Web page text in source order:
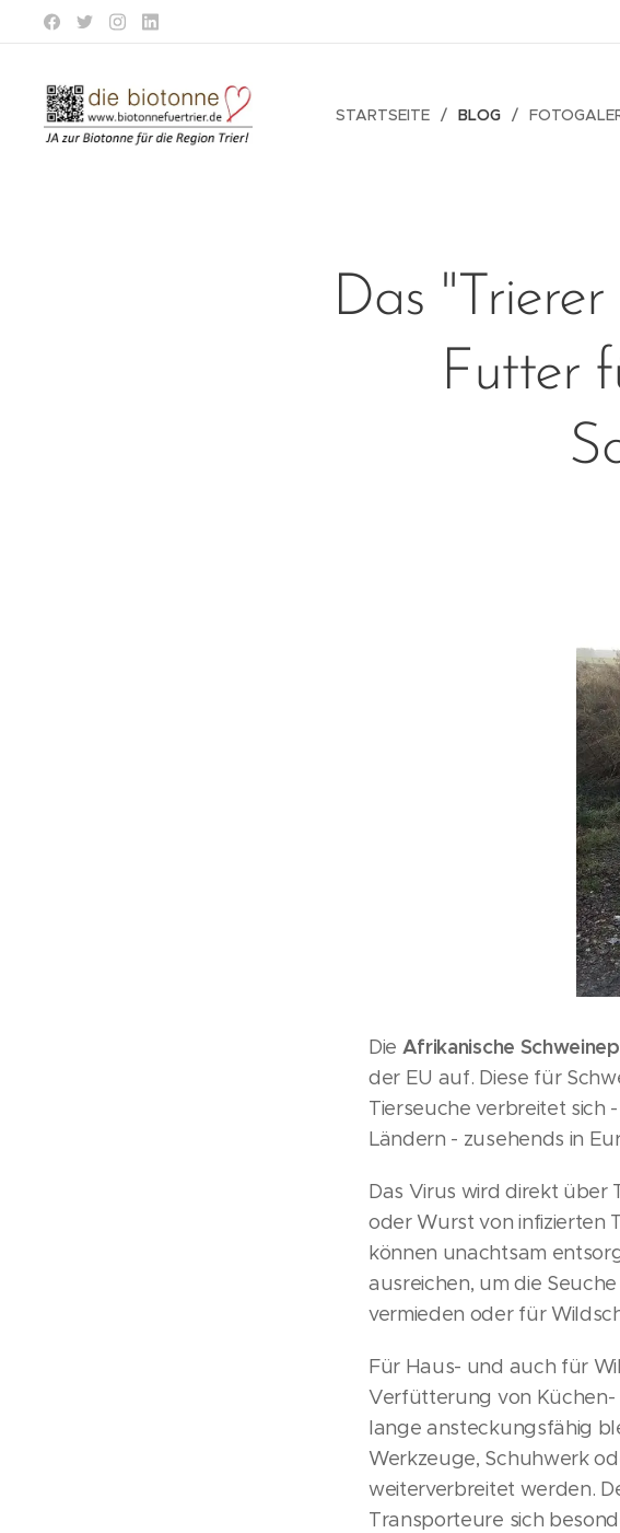
STARTSEITE BLOG
Das
Futter
Die Afrikanische
der EU auf. Diese für
Tierseuche verbreitet sich
Ländern - zusehends in
Das Virus wird direkt über
oder Wurst von infizierten
können unachtsam
ausreichen, um die
vermieden oder für
Für Haus- und auch für
Verfütterung von Küchen-
lange ansteckungsfähig
Werkzeuge, Schuhwerk
weiterverbreitet werden.
Transporteure sich